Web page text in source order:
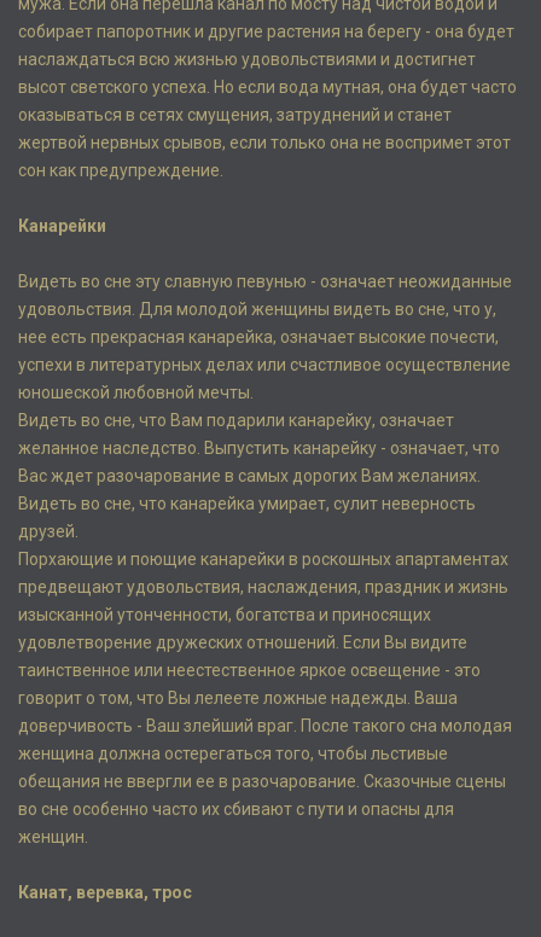
собирает папоротник и другие растения на берегу - она будет
наслаждаться всю жизнью удовольствиями и достигнет
высот светского успеха. Но если вода мутная, она будет часто
оказываться в сетях смущения, затруднений и станет
жертвой нервных срывов, если только она не воспримет этот
сон как предупреждение.
Канарейки
Видеть во сне эту славную певунью - означает неожиданные
удовольствия. Для молодой женщины видеть во сне, что у,
нее есть прекрасная канарейка, означает высокие почести,
успехи в литературных делах или счастливое осуществление
юношеской любовной мечты.
Видеть во сне, что Вам подарили канарейку, означает
желанное наследство. Выпустить канарейку - означает, что
Вас ждет разочарование в самых дорогих Вам желаниях.
Видеть во сне, что канарейка умирает, сулит неверность
друзей.
Порхающие и поющие канарейки в роскошных апартаментах
предвещают удовольствия, наслаждения, праздник и жизнь
изысканной утонченности, богатства и приносящих
удовлетворение дружеских отношений. Если Вы видите
таинственное или неестественное яркое освещение - это
говорит о том, что Вы лелеете ложные надежды. Ваша
доверчивость - Ваш злейший враг. После такого сна молодая
женщина должна остерегаться того, чтобы льстивые
обещания не ввергли ее в разочарование. Сказочные сцены
во сне особенно часто их сбивают с пути и опасны для
женщин.
Канат, веревка, трос